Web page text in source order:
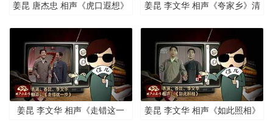
姜昆 唐杰忠 相声《虎口遐想》
姜昆 李文华 相声《夸家乡》清
姜昆 李文华 相声《走错这一
姜昆 李文华 相声《如此照相》